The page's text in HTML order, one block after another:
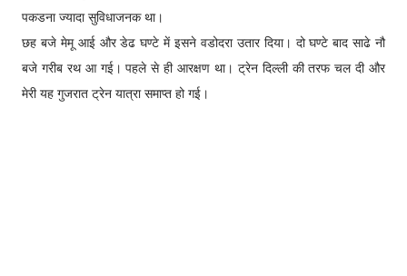
पकडना ज्यादा सुविधाजनक था।
छह बजे मेमू आई और डेढ घण्टे में इसने वडोदरा उतार दिया। दो घण्टे बाद साढे नौ
बजे गरीब रथ आ गई। पहले से ही आरक्षण था। ट्रेन दिल्ली की तरफ चल दी और
मेरी यह गुजरात ट्रेन यात्रा समाप्त हो गई।